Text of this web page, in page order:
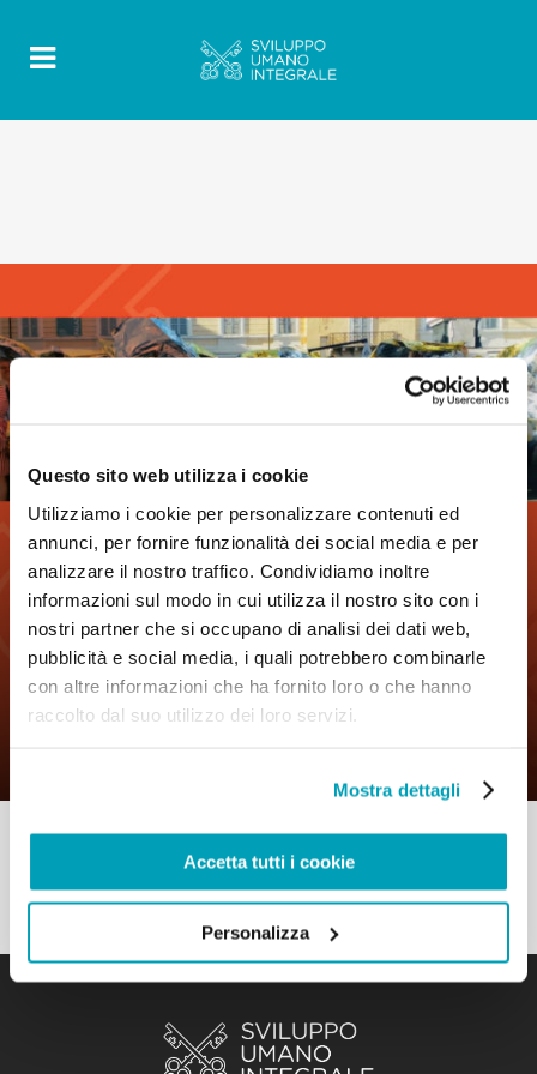
Questo sito web utilizza i cookie
Utilizziamo i cookie per personalizzare contenuti ed
annunci, per fornire funzionalità dei social media e per
analizzare il nostro traffico. Condividiamo inoltre
informazioni sul modo in cui utilizza il nostro sito con i
nostri partner che si occupano di analisi dei dati web,
pubblicità e social media, i quali potrebbero combinarle
con altre informazioni che ha fornito loro o che hanno
raccolto dal suo utilizzo dei loro servizi.
Mostra dettagli
Accetta tutti i cookie
Personalizza
7 Novembre 2019| ByMr_admin | 0
Comments
Buona pratica – Si tratta di mettere gli